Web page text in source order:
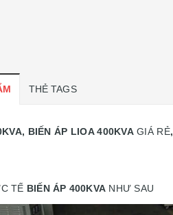
THẺ TAGS
BIẾN ÁP LIOA 400KVAGIÁ RẺ,
TẾ BIẾN ÁP 400KVA NHƯ SAU